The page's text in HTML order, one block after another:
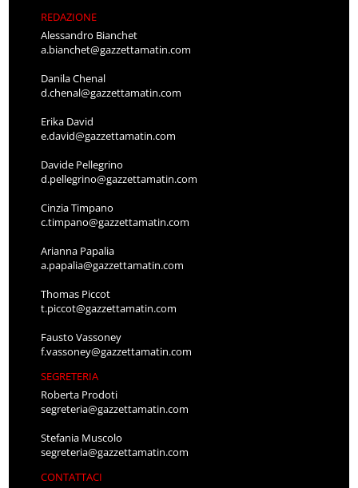
REDAZIONE
Alessandro Bianchet
a.bianchet@gazzettamatin.com
Danila Chenal
d.chenal@gazzettamatin.com
Erika David
e.david@gazzettamatin.com
Davide Pellegrino
d.pellegrino@gazzettamatin.com
Cinzia Timpano
c.timpano@gazzettamatin.com
Arianna Papalia
a.papalia@gazzettamatin.com
Thomas Piccot
t.piccot@gazzettamatin.com
Fausto Vassoney
f.vassoney@gazzettamatin.com
SEGRETERIA
Roberta Prodoti
segreteria@gazzettamatin.com
Stefania Muscolo
segreteria@gazzettamatin.com
CONTATTACI